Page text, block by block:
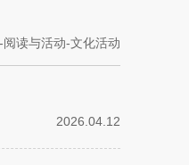
-阅读与活动-文化活动
2026.04.12